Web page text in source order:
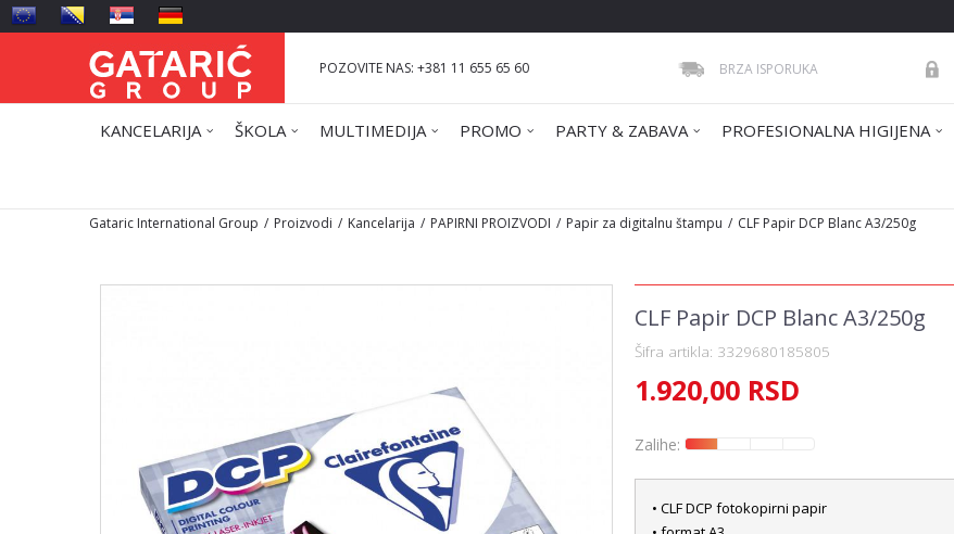
POZOVITE NAS: +381 11 655 65 60 BRZA ISPORUKA
KANCELARIJA ŠKOLA MULTIMEDIJA PROMO PARTY & ZABAVA PROFESIONALNA HIGIJENA
Gataric International Group Proizvodi Kancelarija PAPIRNI PROIZVODI Papir za digitalnu štampu CLF Papir DCP Blanc A3/250g
CLF Papir DCP Blanc A3/250g
Šifra artikla: 3329680185805
1.920,00 RSD
Zalihe:
• CLF DCP fotokopirni papir